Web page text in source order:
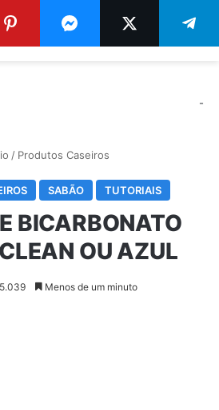
-
/ Produtos Caseiros
SABÃO TUTORIAIS
BICARBONATO
OU AZUL
Menos de um minuto